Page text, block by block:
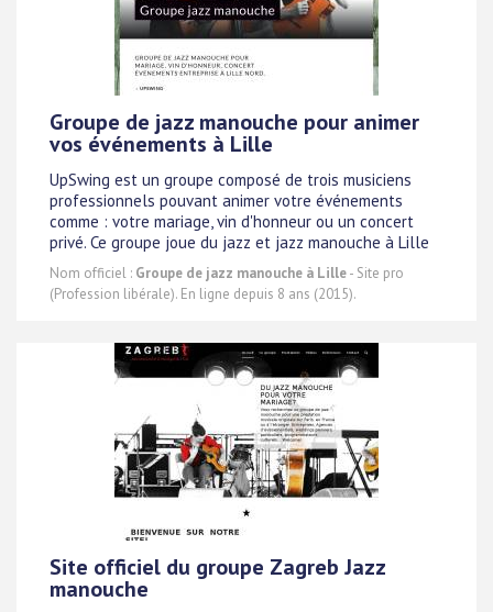
Groupe de jazz manouche pour animer
vos événements à Lille
UpSwing est un groupe composé de trois musiciens
professionnels pouvant animer votre événements
comme : votre mariage, vin d'honneur ou un concert
privé. Ce groupe joue du jazz et jazz manouche à Lille
Nom officiel : Groupe de jazz manouche à Lille- Site pro
(Profession libérale). En ligne depuis 8 ans (2015).
Site officiel du groupe Zagreb Jazz
manouche